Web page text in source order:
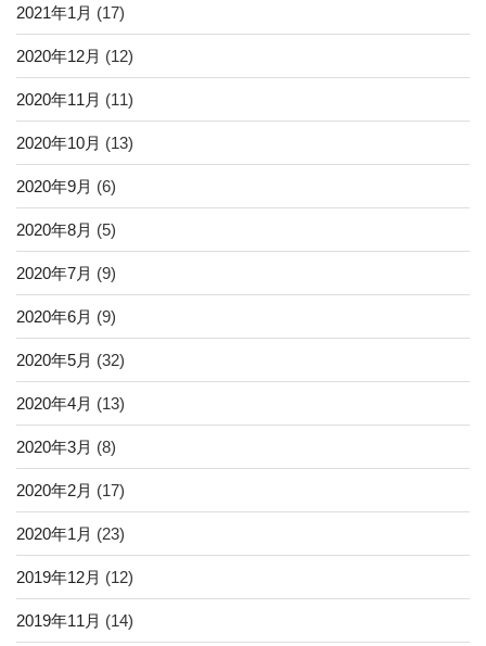
2021年1月 (17)
2020年12月 (12)
2020年11月 (11)
2020年10月 (13)
2020年9月 (6)
2020年8月 (5)
2020年7月 (9)
2020年6月 (9)
2020年5月 (32)
2020年4月 (13)
2020年3月 (8)
2020年2月 (17)
2020年1月 (23)
2019年12月 (12)
2019年11月 (14)